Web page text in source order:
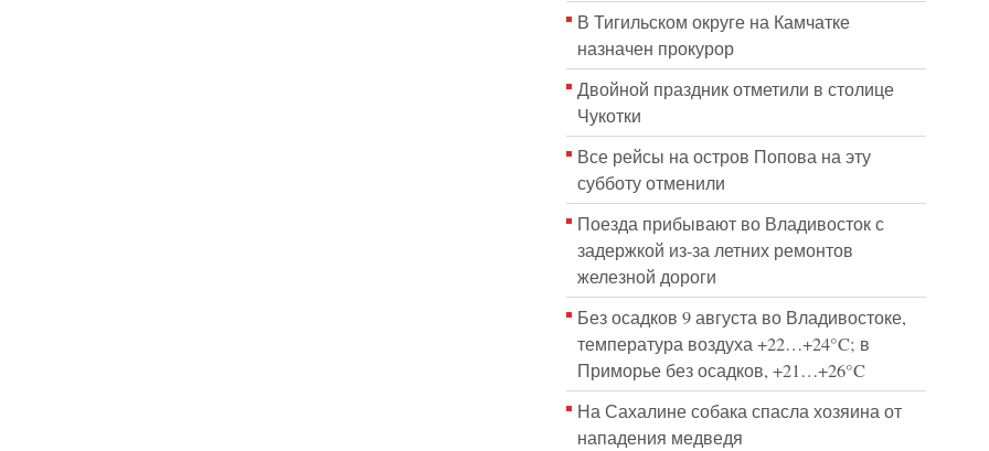
В Тигильском округе на Камчатке
назначен прокурор
Двойной праздник отметили в столице
Чукотки
Все рейсы на остров Попова на эту
субботу отменили
Поезда прибывают во Владивосток с
задержкой из-за летних ремонтов
железной дороги
Без осадков 9 августа во Владивостоке,
температура воздуха +22…+24°C; в
Приморье без осадков, +21…+26°C
На Сахалине собака спасла хозяина от
нападения медведя